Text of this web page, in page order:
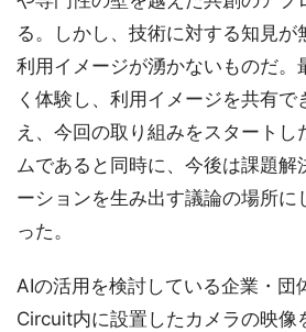
る。しかし、技術に対する知見が
利用イメージが湧かないものだ。
く体験し、利用イメージを共有で
え、今回の取り組みをスタートし
ムであると同時に、今後は課題解
ーションを生み出す議論の場所に
った。
AIの活用を検討している企業・団
Circuit内に設置したカメラの映像